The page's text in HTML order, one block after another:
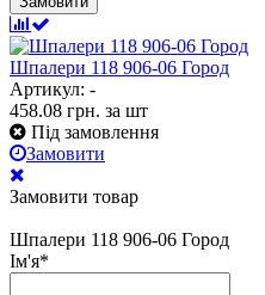
Шпалери 118 906-06 Город
Артикул: -
458.08 грн. за шт
Під замовлення
Замовити
Замовити товар
Шпалери 118 906-06 Город
Ім'я*